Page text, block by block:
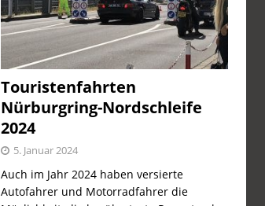
Touristenfahrten
Nürburgring-Nordschleife
2024
5. Januar 2024
Auch im Jahr 2024 haben versierte
Autofahrer und Motorradfahrer die